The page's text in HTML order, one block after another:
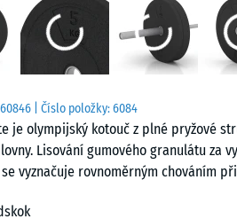
| Číslo položky:6084
je olympijský kotouč z plné pryžové
Lisování gumového granulátu za
vyznačuje rovnoměrným chováním